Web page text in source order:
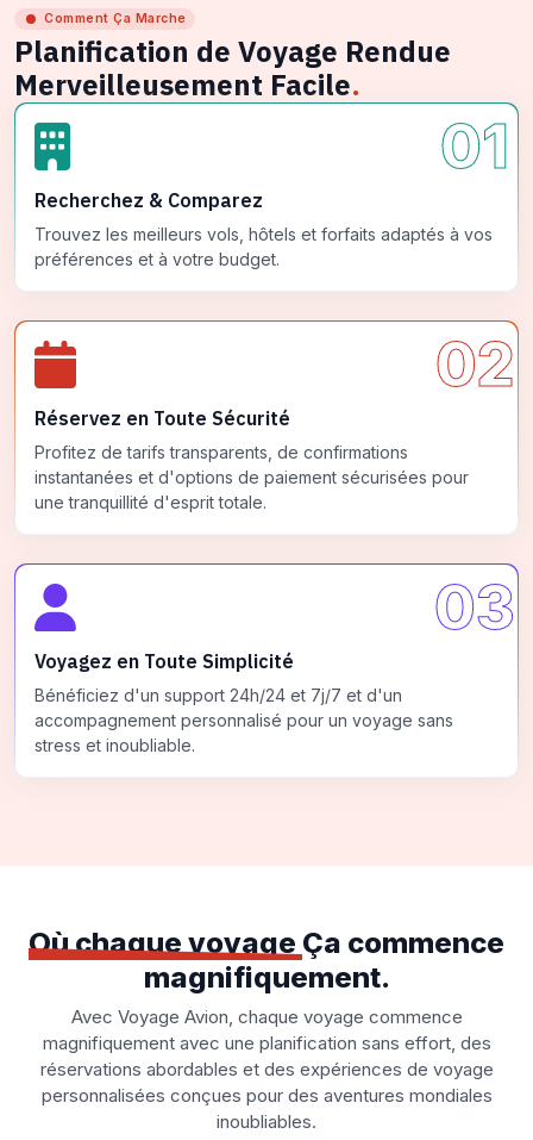
Comment Ça Marche
Planification de Voyage Rendue
Merveilleusement Facile.
01
Recherchez & Comparez
Trouvez les meilleurs vols, hôtels et forfaits adaptés à vos
préférences et à votre budget.
02
Réservez en Toute Sécurité
Profitez de tarifs transparents, de confirmations
instantanées et d'options de paiement sécurisées pour
une tranquillité d'esprit totale.
03
Voyagez en Toute Simplicité
Bénéficiez d'un support 24h/24 et 7j/7 et d'un
accompagnement personnalisé pour un voyage sans
stress et inoubliable.
Où chaque voyage Ça commence
magnifiquement.
Avec Voyage Avion, chaque voyage commence
magnifiquement avec une planification sans effort, des
réservations abordables et des expériences de voyage
personnalisées conçues pour des aventures mondiales
inoubliables.